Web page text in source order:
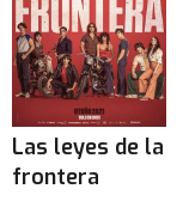
Las leyes de la
frontera